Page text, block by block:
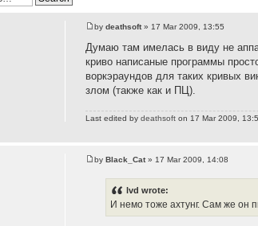
bydeathsoft» 17 Mar 2009, 13:55
Думаю там имелась в виду не
криво написаные программы
воркэраундов для таких кривых
злом (также как и ПЦ).
Last edited bydeathsoft on 17 Mar 2009,
byBlack_Cat» 17 Mar 2009, 14:08
lvd wrote:
И немо тоже ахтунг. Сам же он